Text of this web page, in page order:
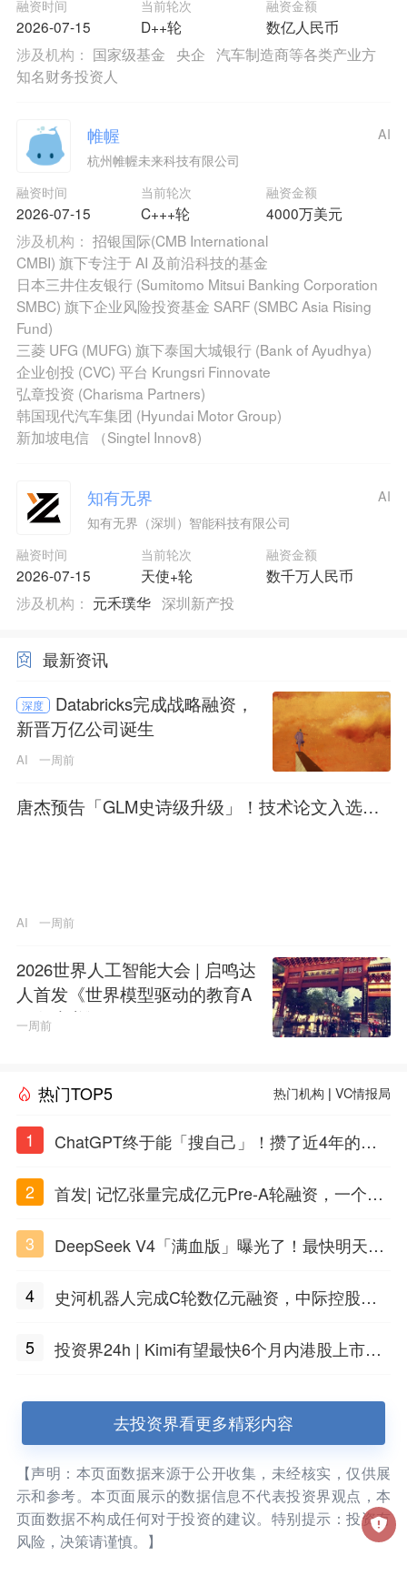
融资时间
2026-07-15
当前轮次
D++轮
融资金额
数亿人民币
涉及机构： 国家级基金 央企 汽车制造商等各类产业方
知名财务投资人
帷幄
杭州帷幄未来科技有限公司
融资时间
2026-07-15
当前轮次
C+++轮
融资金额
4000万美元
AI
涉及机构： 招银国际(CMB International
CMBI) 旗下专注于 AI 及前沿科技的基金
日本三井住友银行 (Sumitomo Mitsui Banking Corporation
SMBC) 旗下企业风险投资基金 SARF (SMBC Asia Rising
Fund)
三菱 UFG (MUFG) 旗下泰国大城银行 (Bank of Ayudhya)
企业创投 (CVC) 平台 Krungsri Finnovate
弘章投资 (Charisma Partners)
韩国现代汽车集团 (Hyundai Motor Group)
新加坡电信 （Singtel Innov8)
知有无界
知有无界（深圳）智能科技有限公司
融资时间
2026-07-15
当前轮次
天使+轮
融资金额
数千万人民币
AI
涉及机构： 元禾璞华 深圳新产投
最新资讯
深度
Databricks完成战略融资，
新晋万亿公司诞生
AI 一周前
唐杰预告「GLM史诗级升级」！技术论文入选顶
AI 一周前
2026世界人工智能大会 | 启鸣达
人首发《世界模型驱动的教育A
GI白皮书》
一周前
热门TOP5 热门机构 |VC情报局
1
ChatGPT终于能「搜自己」！攒了近4年的对
2
首发| 记忆张量完成亿元Pre-A轮融资，一个上
3
DeepSeek V4「满血版」曝光了！最快明天发
4
史河机器人完成C轮数亿元融资，中际控股领
5
投资界24h | Kimi有望最快6个月内港股上市；
去投资界看更多精彩内容
【声明：本页面数据来源于公开收集，未经核实，仅供展
示和参考。本页面展示的数据信息不代表投资界观点，本
页面数据不构成任何对于投资的建议。特别提示：投资有
风险，决策请谨慎。】